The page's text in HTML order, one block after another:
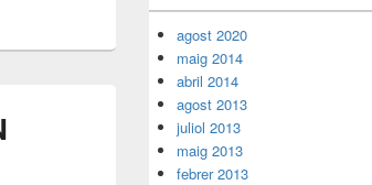
principal
agost 2020
maig 2014
abril 2014
agost 2013
juliol 2013
maig 2013
febrer 2013